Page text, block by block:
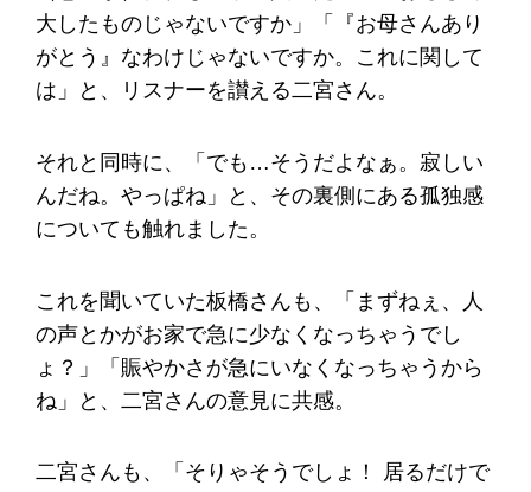
大したものじゃないですか」「『お母さんあり
がとう』なわけじゃないですか。これに関して
は」と、リスナーを讃える二宮さん。
それと同時に、「でも…そうだよなぁ。寂しい
んだね。やっぱね」と、その裏側にある孤独感
についても触れました。
これを聞いていた板橋さんも、「まずねぇ、人
の声とかがお家で急に少なくなっちゃうでし
ょ？」「賑やかさが急にいなくなっちゃうから
ね」と、二宮さんの意見に共感。
二宮さんも、「そりゃそうでしょ！ 居るだけで